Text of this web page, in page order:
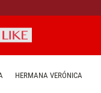
HERMANA VERÓNICA